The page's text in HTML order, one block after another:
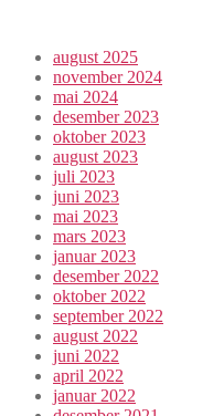
august 2025
november 2024
mai 2024
desember 2023
oktober 2023
august 2023
juli 2023
juni 2023
mai 2023
mars 2023
januar 2023
desember 2022
oktober 2022
september 2022
august 2022
juni 2022
april 2022
januar 2022